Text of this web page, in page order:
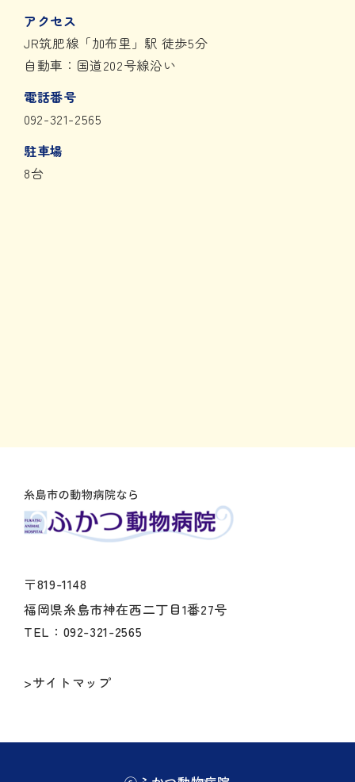
アクセス
JR筑肥線「加布里」駅 徒歩5分
自動車：国道202号線沿い
電話番号
092-321-2565
駐車場
8台
〒819-1148
福岡県糸島市神在西二丁目1番27号
TEL：092-321-2565
>サイトマップ